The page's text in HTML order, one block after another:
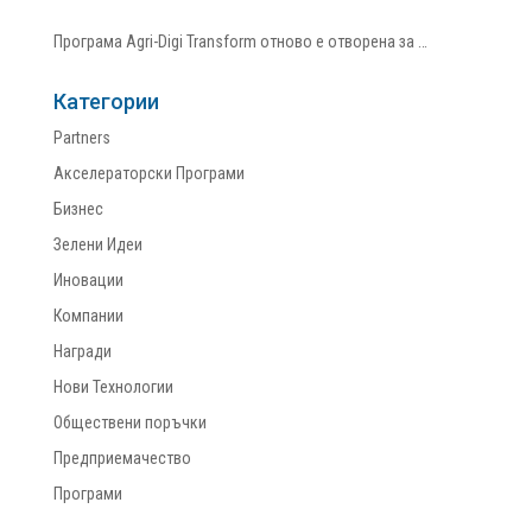
Програма Agri-Digi Transform отново е отворена за …
Категории
Partners
Акселераторски Програми
Бизнес
Зелени Идеи
Иновации
Компании
Награди
Нови Технологии
Обществени поръчки
Предприемачество
Програми